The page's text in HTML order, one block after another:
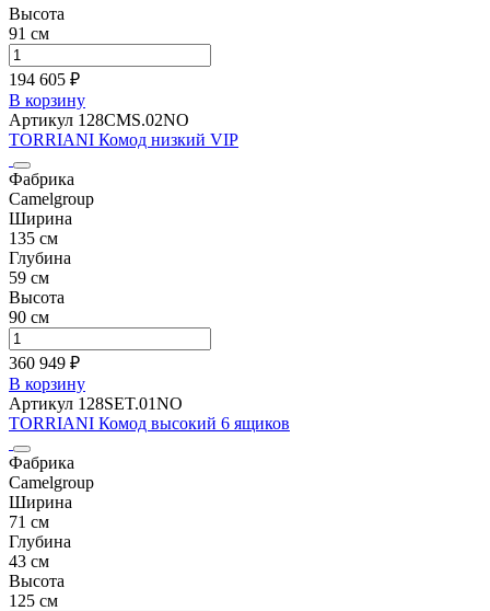
Высота
91 см
194 605 ₽
В корзину
Артикул 128CMS.02NO
TORRIANI Комод низкий VIP
Фабрика
Camelgroup
Ширина
135 см
Глубина
59 см
Высота
90 см
360 949 ₽
В корзину
Артикул 128SET.01NO
TORRIANI Комод высокий 6 ящиков
Фабрика
Camelgroup
Ширина
71 см
Глубина
43 см
Высота
125 см